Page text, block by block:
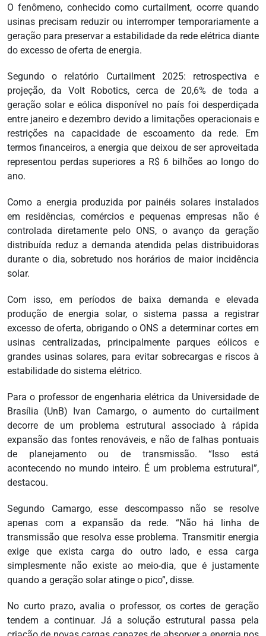
O fenômeno, conhecido como curtailment, ocorre quando
usinas precisam reduzir ou interromper temporariamente a
geração para preservar a estabilidade da rede elétrica diante
do excesso de oferta de energia.
Segundo o relatório Curtailment 2025: retrospectiva e
projeção, da Volt Robotics, cerca de 20,6% de toda a
geração solar e eólica disponível no país foi desperdiçada
entre janeiro e dezembro devido a limitações operacionais e
restrições na capacidade de escoamento da rede. Em
termos financeiros, a energia que deixou de ser aproveitada
representou perdas superiores a R$ 6 bilhões ao longo do
ano.
Como a energia produzida por painéis solares instalados
em residências, comércios e pequenas empresas não é
controlada diretamente pelo ONS, o avanço da geração
distribuída reduz a demanda atendida pelas distribuidoras
durante o dia, sobretudo nos horários de maior incidência
solar.
Com isso, em períodos de baixa demanda e elevada
produção de energia solar, o sistema passa a registrar
excesso de oferta, obrigando o ONS a determinar cortes em
usinas centralizadas, principalmente parques eólicos e
grandes usinas solares, para evitar sobrecargas e riscos à
estabilidade do sistema elétrico.
Para o professor de engenharia elétrica da Universidade de
Brasília (UnB) Ivan Camargo, o aumento do curtailment
decorre de um problema estrutural associado à rápida
expansão das fontes renováveis, e não de falhas pontuais
de planejamento ou de transmissão. “Isso está
acontecendo no mundo inteiro. É um problema estrutural”,
destacou.
Segundo Camargo, esse descompasso não se resolve
apenas com a expansão da rede. “Não há linha de
transmissão que resolva esse problema. Transmitir energia
exige que exista carga do outro lado, e essa carga
simplesmente não existe ao meio-dia, que é justamente
quando a geração solar atinge o pico”, disse.
No curto prazo, avalia o professor, os cortes de geração
tendem a continuar. Já a solução estrutural passa pela